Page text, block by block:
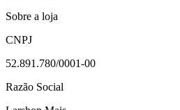
Sobre a loja
CNPJ
52.891.780/0001-00
Razão Social